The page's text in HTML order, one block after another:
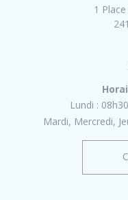
1
Lundi :
Mardi, Mercredi,